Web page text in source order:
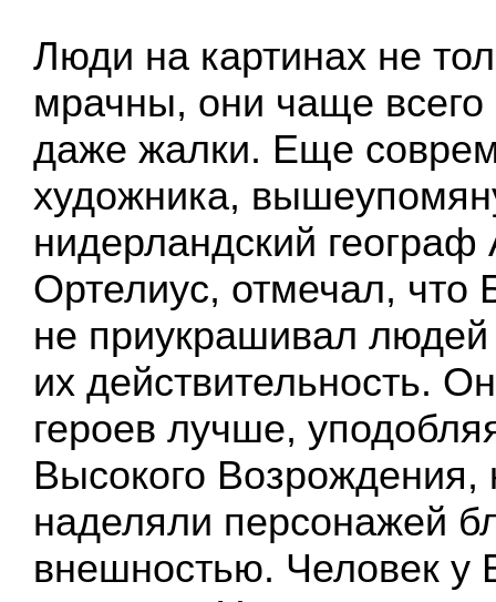
Люди на картинах не
мрачны, они чаще всего
даже жалки. Еще
художника,
нидерландский
Ортелиус, отмечал, что
не приукрашивал
их действительность.
героев лучше,
Высокого Возрождения,
наделяли персонажей
внешностью. Человек у